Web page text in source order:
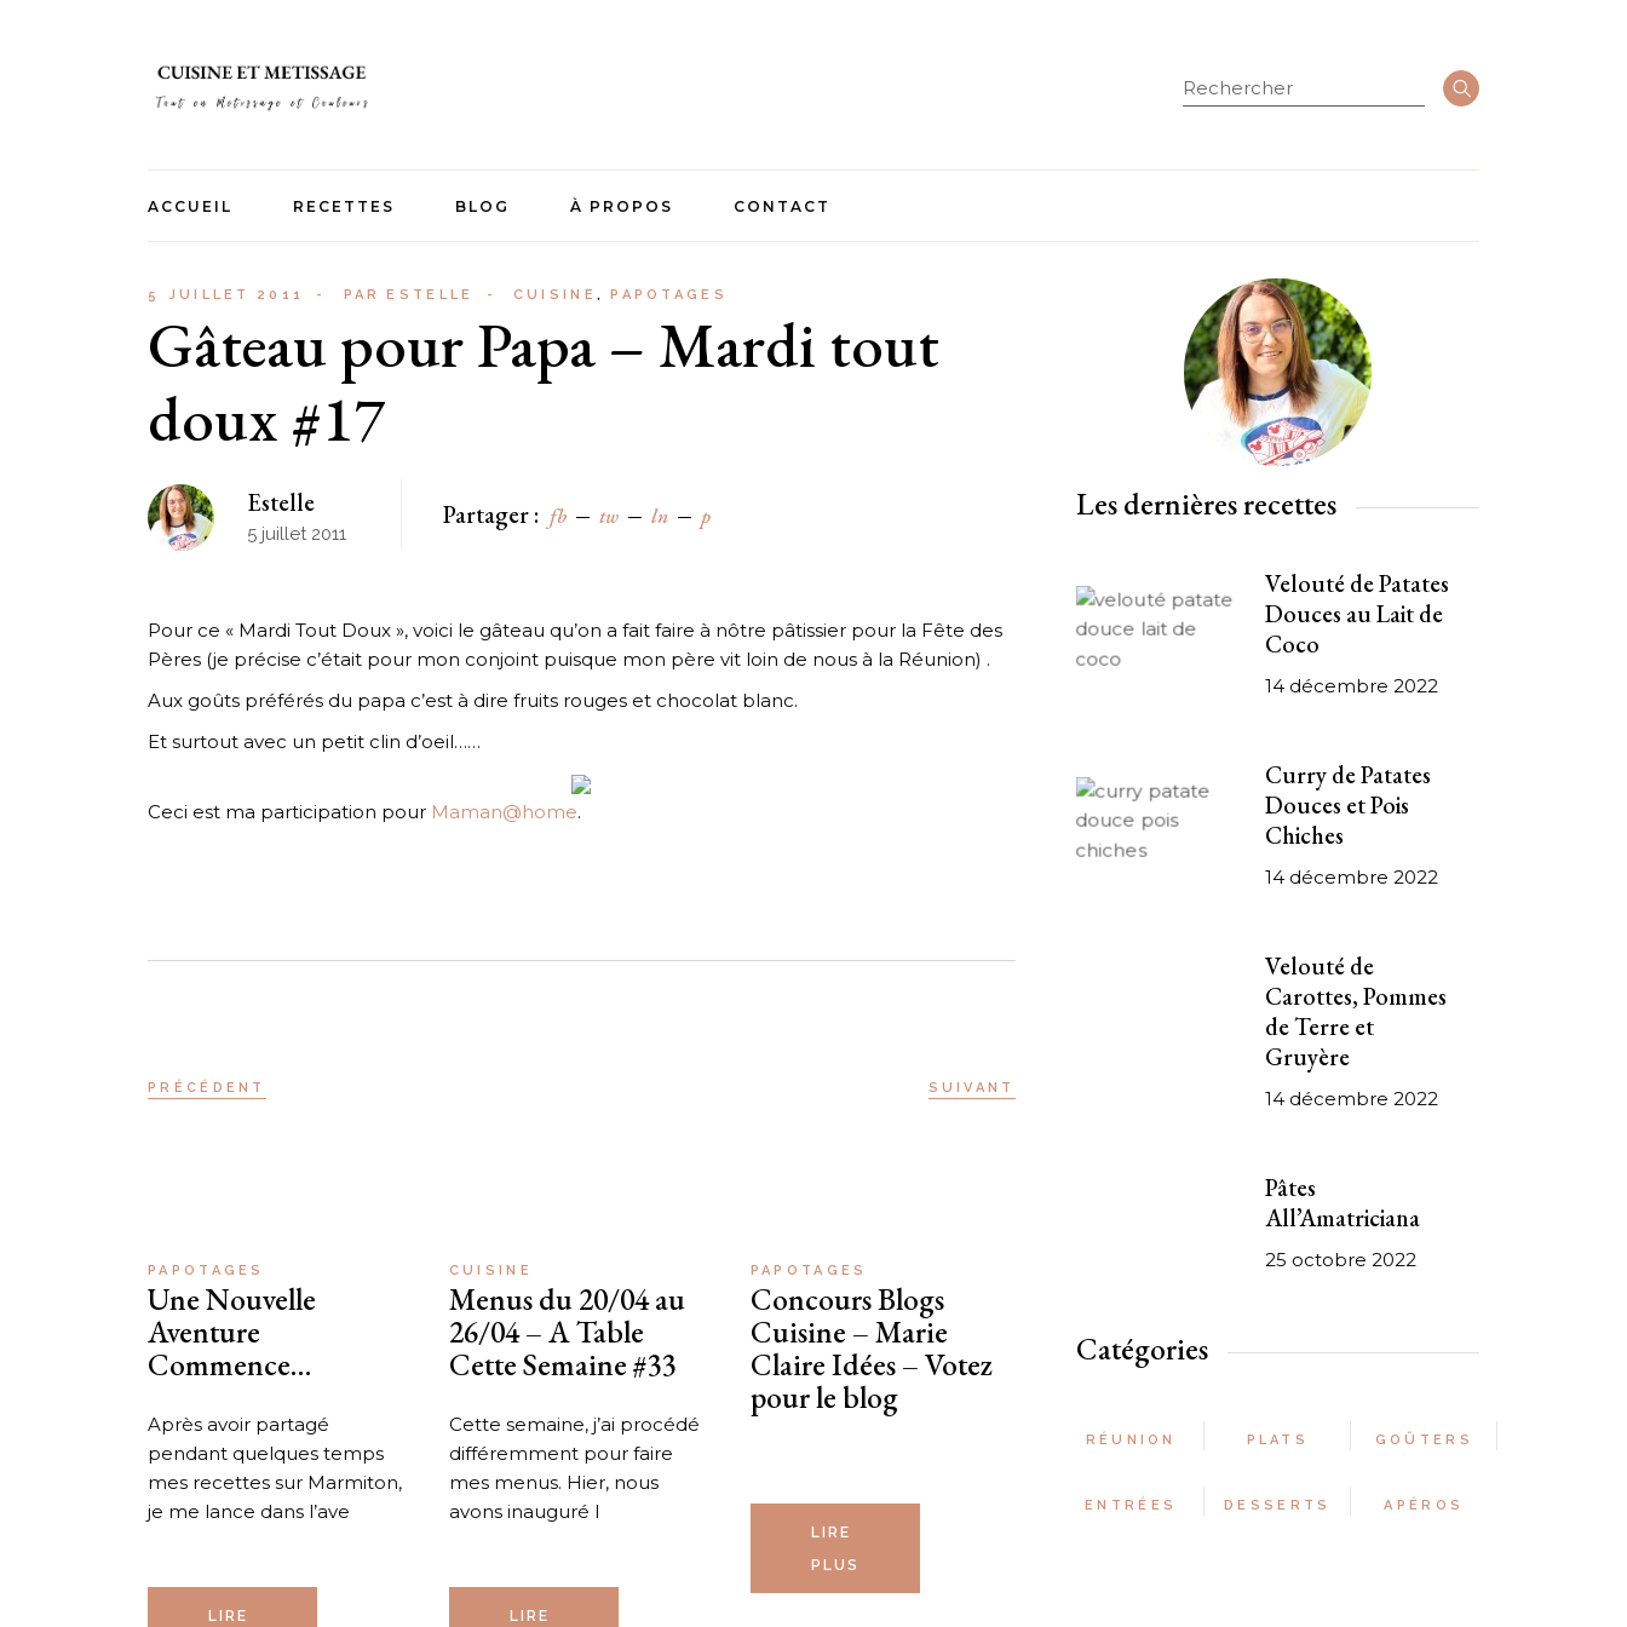
Rechercher
ACCUEIL RECETTES
Apéros
Entrées
Plats
Goûters
BLOG À PROPOS CONTACT
5 JUILLET 2011 PAR ESTELLE CUISINE PAPOTAGES
Gâteau pour Papa – Mardi tout
doux #17
Estelle
5 juillet 2011
Partager : fb tw ln p
Pour ce « Mardi Tout Doux », voici le gâteau qu’on a fait faire à nôtre pâtissier pour la Fête des
Pères (je précise c’était pour mon conjoint puisque mon père vit loin de nous à la Réunion) .
Aux goûts préférés du papa c’est à dire fruits rouges et chocolat blanc.
Et surtout avec un petit clin d’oeil……
Ceci est ma participation pour Maman@home.
PRÉCÉDENT SUIVANT
PAPOTAGES
Une Nouvelle
Aventure
Commence…
Après avoir partagé
pendant quelques temps
mes recettes sur Marmiton,
je me lance dans l’ave
LIRE
CUISINE
Menus du 20/04 au
26/04 – A Table
Cette Semaine #33
Cette semaine, j’ai procédé
différemment pour faire
mes menus. Hier, nous
avons inauguré l
LIRE
PAPOTAGES
Concours Blogs
Cuisine – Marie
Claire Idées – Votez
pour le blog
LIRE
PLUS
Les dernières recettes
Velouté de Patates
Douces au Lait de
Coco
14 décembre 2022
Curry de Patates
Douces et Pois
Chiches
14 décembre 2022
Velouté de
Carottes, Pommes
de Terre et
Gruyère
14 décembre 2022
Pâtes
All’Amatriciana
25 octobre 2022
Catégories
RÉUNION PLATS GOÛTERS
ENTRÉES DESSERTS APÉROS